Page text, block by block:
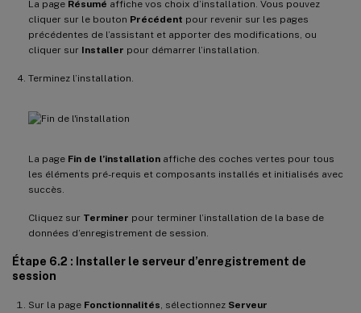
La page Résumé affiche vos choix d’installation. Vous pouvez
cliquer sur le bouton Précédent pour revenir sur les pages
précédentes de l’assistant et apporter des modifications, ou
cliquer sur Installer pour démarrer l’installation.
Terminez l’installation.
La page Fin de l’installation affiche des coches vertes pour tous
les éléments pré-requis et composants installés et initialisés avec
succès.
Cliquez sur Terminer pour terminer l’installation de la base de
données d’enregistrement de session.
Étape 6.2 : Installer le serveur d’enregistrement de
session
Sur la page Fonctionnalités , sélectionnez Serveur